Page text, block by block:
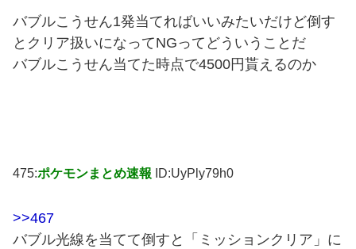
バブルこうせん1発当てればいいみたいだけど倒す
とクリア扱いになってNGってどういうことだ
バブルこうせん当てた時点で4500円貰えるのか
475:ポケモンまとめ速報 ID:UyPly79h0
>>467
バブル光線を当てて倒すと「ミッションクリア」に